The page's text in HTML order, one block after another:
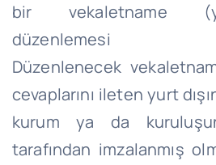
bir vekaletname
düzenlemesi
Düzenlenecek
cevaplarını ileten yurt
kurum ya da
tarafından imzalanmış